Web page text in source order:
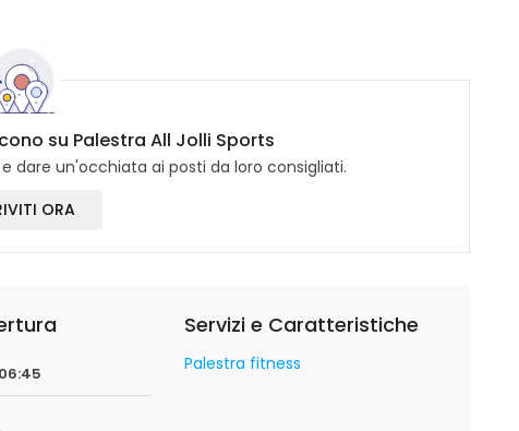
su Palestra All Jolli Sports
dare un'occhiata ai posti da loro consigliati.
ORA
Servizi e Caratteristiche
Palestra fitness